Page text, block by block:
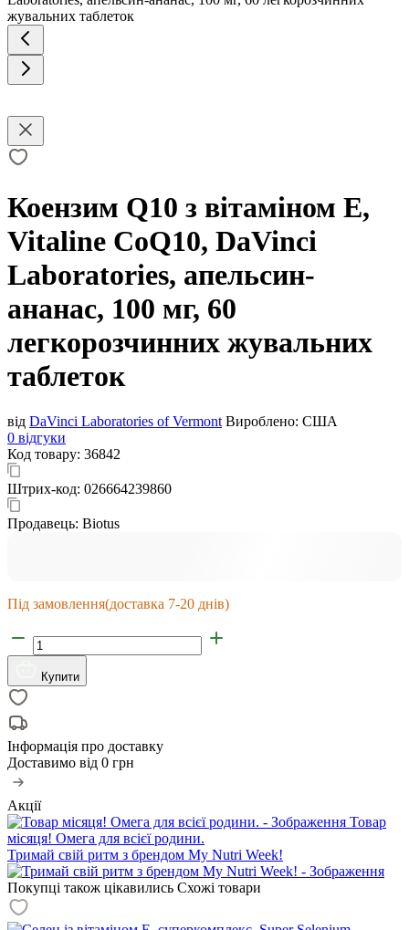
Коензим Q10 з вітаміном Е,
Vitaline CoQ10, DaVinci
Laboratories, апельсин-
ананас, 100 мг, 60
легкорозчинних жувальних
таблеток
від DaVinci Laboratories of Vermont Вироблено: США
0 відгуки
Код товару: 36842
Штрих-код: 026664239860
Продавець: Biotus
Під замовлення(доставка 7-20 днів)
Купити
Інформація про доставку
Доставимо від 0 грн
Акції
Товар
місяця! Омега для всієї родини.
Тримай свій ритм з брендом My Nutri Week!
Покупці також цікавились Схожі товари